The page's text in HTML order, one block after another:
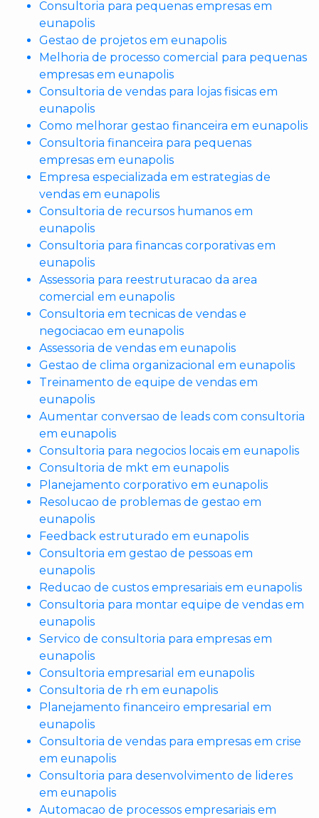
Consultoria para pequenas empresas em
eunapolis
Gestao de projetos em eunapolis
Melhoria de processo comercial para pequenas
empresas em eunapolis
Consultoria de vendas para lojas fisicas em
eunapolis
Como melhorar gestao financeira em eunapolis
Consultoria financeira para pequenas
empresas em eunapolis
Empresa especializada em estrategias de
vendas em eunapolis
Consultoria de recursos humanos em
eunapolis
Consultoria para financas corporativas em
eunapolis
Assessoria para reestruturacao da area
comercial em eunapolis
Consultoria em tecnicas de vendas e
negociacao em eunapolis
Assessoria de vendas em eunapolis
Gestao de clima organizacional em eunapolis
Treinamento de equipe de vendas em
eunapolis
Aumentar conversao de leads com consultoria
em eunapolis
Consultoria para negocios locais em eunapolis
Consultoria de mkt em eunapolis
Planejamento corporativo em eunapolis
Resolucao de problemas de gestao em
eunapolis
Feedback estruturado em eunapolis
Consultoria em gestao de pessoas em
eunapolis
Reducao de custos empresariais em eunapolis
Consultoria para montar equipe de vendas em
eunapolis
Servico de consultoria para empresas em
eunapolis
Consultoria empresarial em eunapolis
Consultoria de rh em eunapolis
Planejamento financeiro empresarial em
eunapolis
Consultoria de vendas para empresas em crise
em eunapolis
Consultoria para desenvolvimento de lideres
em eunapolis
Automacao de processos empresariais em